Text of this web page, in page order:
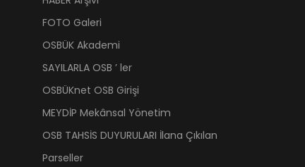
FOTO Galeri
OSBÜK Akademi
SAYILARLA OSB ’ ler
OSBÜKnet OSB Girişi
MEYDİP Mekânsal Yönetim
OSB TAHSİS DUYURULARI İlana Çıkılan
Parseller